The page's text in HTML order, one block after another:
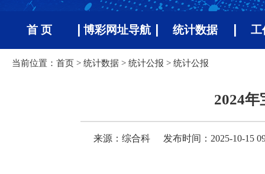
首 页 博彩网址导航 统计数据 工
当前位置： 首页 > 统计数据 > 统计公报 > 统计公报
2024
来源：综合科 发布时间：2025-10-15